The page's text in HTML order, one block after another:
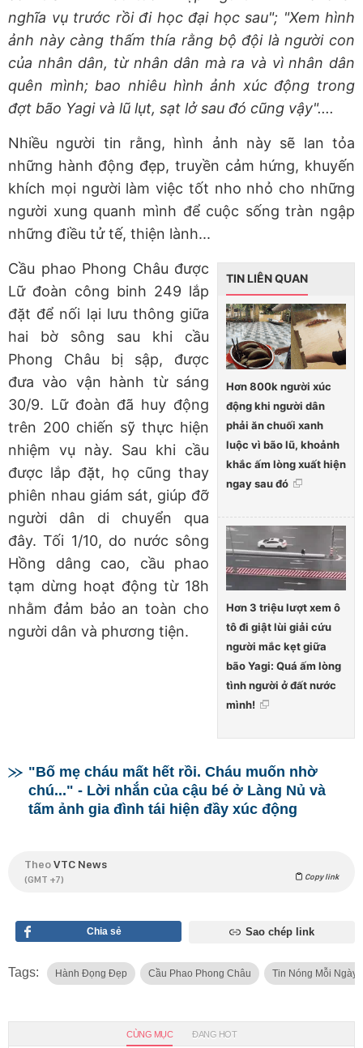
nghĩa vụ trước rồi đi học đại học sau"; "Xem hình
ảnh này càng thấm thía rằng bộ đội là người con
của nhân dân, từ nhân dân mà ra và vì nhân dân
quên mình; bao nhiêu hình ảnh xúc động trong
đợt bão Yagi và lũ lụt, sạt lở sau đó cũng vậy"....
Nhiều người tin rằng, hình ảnh này sẽ lan tỏa
những hành động đẹp, truyền cảm hứng, khuyến
khích mọi người làm việc tốt nho nhỏ cho những
người xung quanh mình để cuộc sống tràn ngập
những điều tử tế, thiện lành...
TIN LIÊN QUAN
Hơn 800k người xúc
động khi người dân
phải ăn chuối xanh
luộc vì bão lũ, khoảnh
khắc ấm lòng xuất hiện
ngay sau đó
Hơn 3 triệu lượt xem ô
tô đi giật lùi giải cứu
người mắc kẹt giữa
bão Yagi: Quá ấm lòng
tình người ở đất nước
mình!
Cầu phao Phong Châu được
Lữ đoàn công binh 249 lắp
đặt để nối lại lưu thông giữa
hai bờ sông sau khi cầu
Phong Châu bị sập, được
đưa vào vận hành từ sáng
30/9. Lữ đoàn đã huy động
trên 200 chiến sỹ thực hiện
nhiệm vụ này. Sau khi cầu
được lắp đặt, họ cũng thay
phiên nhau giám sát, giúp đỡ
người dân di chuyển qua
đây. Tối 1/10, do nước sông
Hồng dâng cao, cầu phao
tạm dừng hoạt động từ 18h
nhằm đảm bảo an toàn cho
người dân và phương tiện.
"Bố mẹ cháu mất hết rồi. Cháu muốn nhờ
chú..." - Lời nhắn của cậu bé ở Làng Nủ và
tấm ảnh gia đình tái hiện đầy xúc động
TheoVTC News
(GMT +7) Copy link
Chia sẻ Sao chép link
Tags: Hành Đọng Đẹp Cầu Phao Phong Châu Tin Nóng Mỗi Ngày
CÙNG MỤC ĐANG HOT